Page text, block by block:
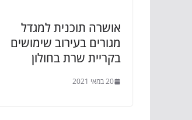
אושרה תוכנית למגדל
מגורים בעירוב שימושים
בקריית שרת בחולון
20 במאי 2021